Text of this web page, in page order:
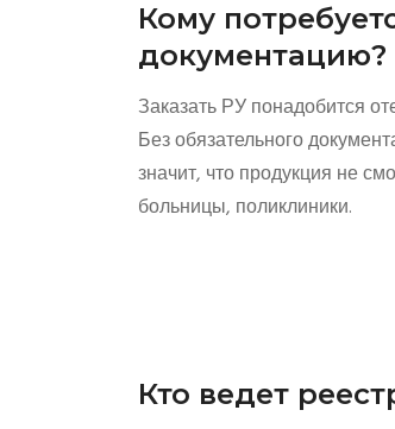
Кому
документацию?
Заказать РУ понадобится
Без обязательного
значит, что продукция не
больницы, поликлиники.
Кто ведет